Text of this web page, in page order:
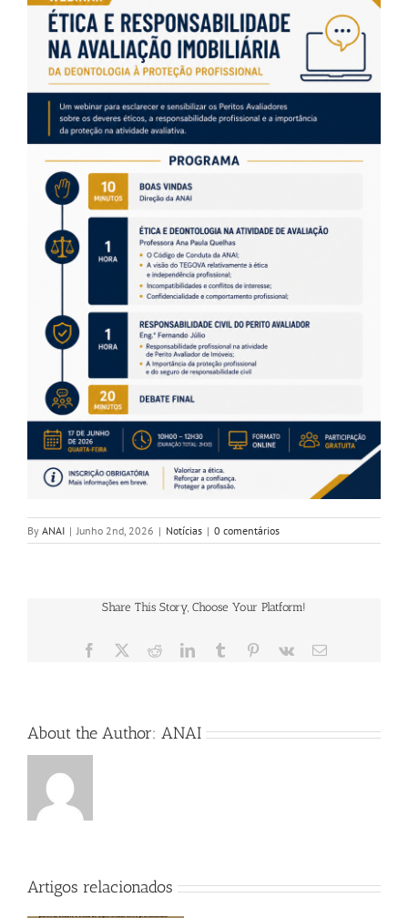
By ANAI | Junho 2nd, 2026 | Notícias | 0 comentários
Share This Story, Choose Your Platform!
Facebook RedditLinkedInTumblr Pinterest
Vk
Email
About the Author: ANAI
Artigos relacionados